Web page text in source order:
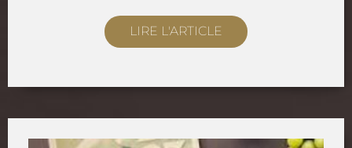
LIRE L'ARTICLE